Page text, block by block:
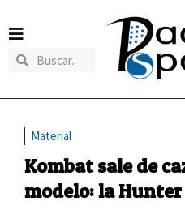
Material
Kombat sale de
modelo: la Hunter